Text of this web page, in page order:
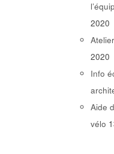
2020
2020
Info
Aide
vélo